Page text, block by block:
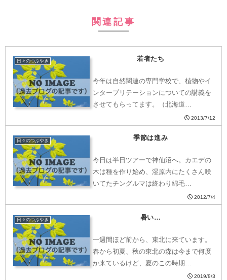
関連記事
日々のつぶやき 若者たち
今年は自然関連の専門学校で、植物やイ
ンタープリテーションについての講義を
させてもらってます。（北海道…
2013/7/12
日々のつぶやき 季節は進み
今日は半日ツアーで神仙沼へ。カエデの
木は種を作り始め、湿原内にたくさん咲
いてたチングルマは終わり綿毛…
2012/7/4
日々のつぶやき 暑い…
一週間ほど前から、東北に来ています。
春から初夏、秋の東北の森は今まで何度
か来ているけど、夏のこの時期…
2019/8/3